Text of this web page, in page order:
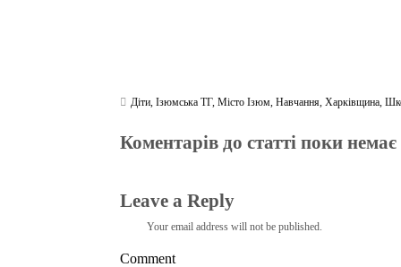
Діти,Ізюмська ТГ,Місто Ізюм,Навчання,Харківщина,
Коментарів до статті поки немає
Leave a Reply
Your email address will not be published.
Comment